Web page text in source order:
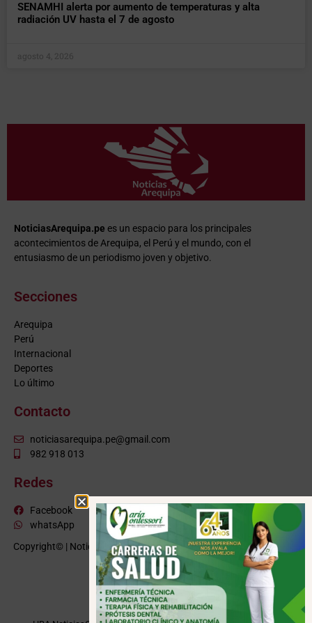
SENAMHI alerta por aumento de temperaturas y alta
radiación UV hasta el 7 de agosto
agosto 4, 2026
NoticiasArequipa.pe es un espacio para los principales
acontecimientos de Arequipa, el Perú y el mundo, con el
entusiasmo de un periodismo joven y objetivo.
Secciones
Arequipa
Perú
Internacional
Deportes
Lo último
Contacto
noticiasarequipa.pe@gmail.com
982 918 013
Redes
Facebook
whatsApp
Copyright© | NoticiasArequipa.pe | Grupo HBA Noticias| Todos los
derechos reservados
VISITE TAMBIÉN